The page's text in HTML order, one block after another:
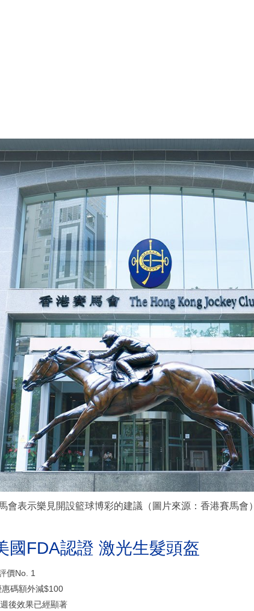
會表示樂見開設籃球博彩的建議（圖片來源：香港賽馬會）
國FDA認證 激光生髮頭盔
價No. 1
碼額外減$100
後效果已經顯著